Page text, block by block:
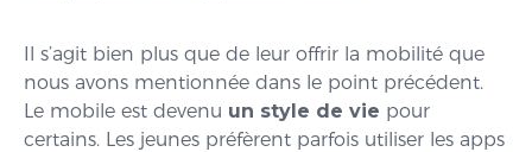
Il s’agit bien plus que de leur offrir la mobilité que
nous avons mentionnée dans le point précédent.
Le mobile est devenu un style de vie pour
certains. Les jeunes préfèrent parfois utiliser les apps